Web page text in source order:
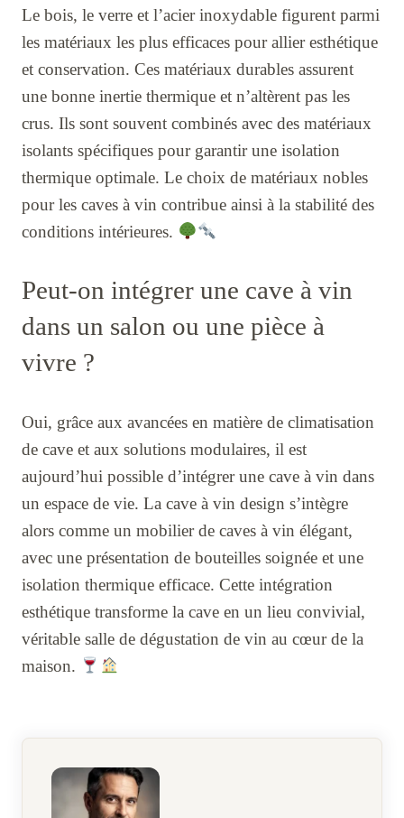
Le bois, le verre et l’acier inoxydable figurent parmi
les matériaux les plus efficaces pour allier esthétique
et conservation. Ces matériaux durables assurent
une bonne inertie thermique et n’altèrent pas les
crus. Ils sont souvent combinés avec des matériaux
isolants spécifiques pour garantir une isolation
thermique optimale. Le choix de matériaux nobles
pour les caves à vin contribue ainsi à la stabilité des
conditions intérieures.
Peut-on intégrer une cave à vin
dans un salon ou une pièce à
vivre ?
Oui, grâce aux avancées en matière de climatisation
de cave et aux solutions modulaires, il est
aujourd’hui possible d’intégrer une cave à vin dans
un espace de vie. La cave à vin design s’intègre
alors comme un mobilier de caves à vin élégant,
avec une présentation de bouteilles soignée et une
isolation thermique efficace. Cette intégration
esthétique transforme la cave en un lieu convivial,
véritable salle de dégustation de vin au cœur de la
maison.